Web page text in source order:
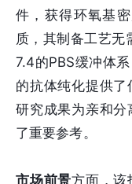
件，获得环氧基
质，其制备工艺无
7.4的PBS缓冲体
的抗体纯化提供
研究成果为亲和
了重要参考。
市场前景方面，该